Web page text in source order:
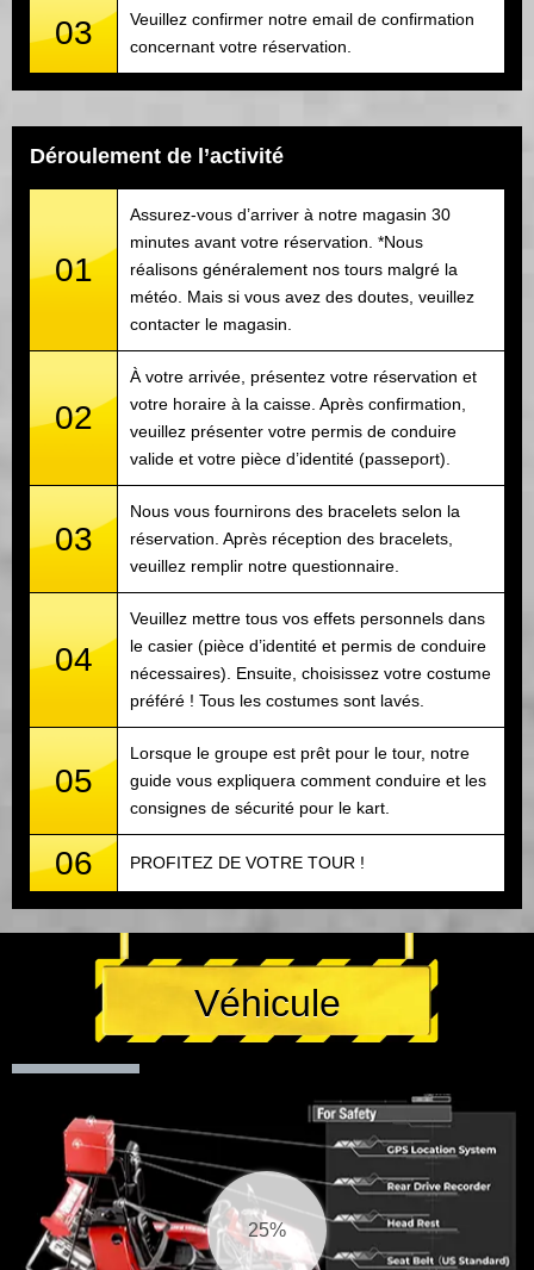
03
Veuillez confirmer notre email de confirmation
concernant votre réservation.
Déroulement de l’activité
01
Assurez-vous d’arriver à notre magasin 30
minutes avant votre réservation. *Nous
réalisons généralement nos tours malgré la
météo. Mais si vous avez des doutes, veuillez
contacter le magasin.
02
À votre arrivée, présentez votre réservation et
votre horaire à la caisse. Après confirmation,
veuillez présenter votre permis de conduire
valide et votre pièce d’identité (passeport).
03
Nous vous fournirons des bracelets selon la
réservation. Après réception des bracelets,
veuillez remplir notre questionnaire.
04
Veuillez mettre tous vos effets personnels dans
le casier (pièce d’identité et permis de conduire
nécessaires). Ensuite, choisissez votre costume
préféré ! Tous les costumes sont lavés.
05
Lorsque le groupe est prêt pour le tour, notre
guide vous expliquera comment conduire et les
consignes de sécurité pour le kart.
06 PROFITEZ DE VOTRE TOUR !
Véhicule
26%